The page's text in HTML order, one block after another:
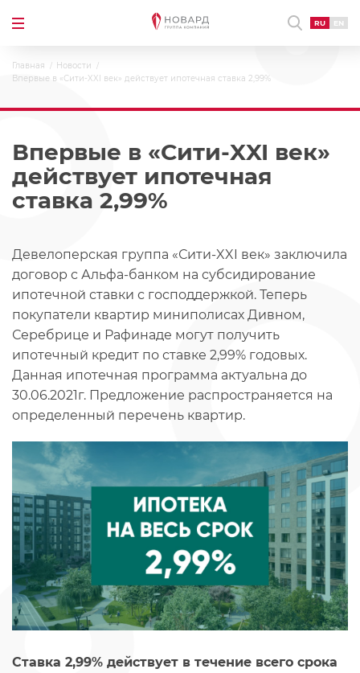
RU EN
Главная
Новости
Впервые в «Сити-XXI век» действует ипотечная ставка 2,99%
Впервые в «Сити-XXI век»
действует ипотечная
ставка 2,99%
Девелоперская группа «Сити-XXI век» заключила
договор с Альфа-банком на субсидирование
ипотечной ставки с господдержкой. Теперь
покупатели квартир миниполисах Дивном,
Серебрице и Рафинаде могут получить
ипотечный кредит по ставке 2,99% годовых.
Данная ипотечная программа актуальна до
30.06.2021г. Предложение распространяется на
определенный перечень квартир.
Ставка 2,99% действует в течение всего срока